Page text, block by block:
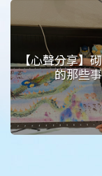
【心聲分享】
的那些事